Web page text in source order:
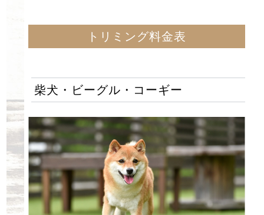
トリミング料金表
柴犬・ビーグル・コーギー
〒634-0831
奈良県橿原市曽我町392-54
営業時間：10:00～17:00
定休日：月・木
（完全予約制なので月木ご希望の方はご連絡ください）